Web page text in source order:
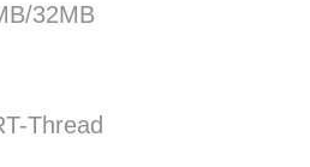
32MB
Thread